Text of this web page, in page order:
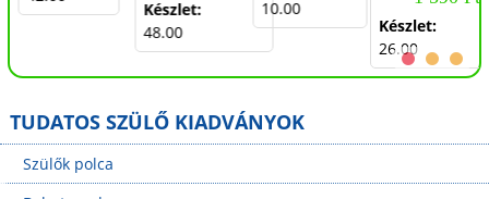
Készlet:
48.00
10.00
Készlet:
26.00
TUDATOS SZÜLŐ KIADVÁNYOK
Szülők polca